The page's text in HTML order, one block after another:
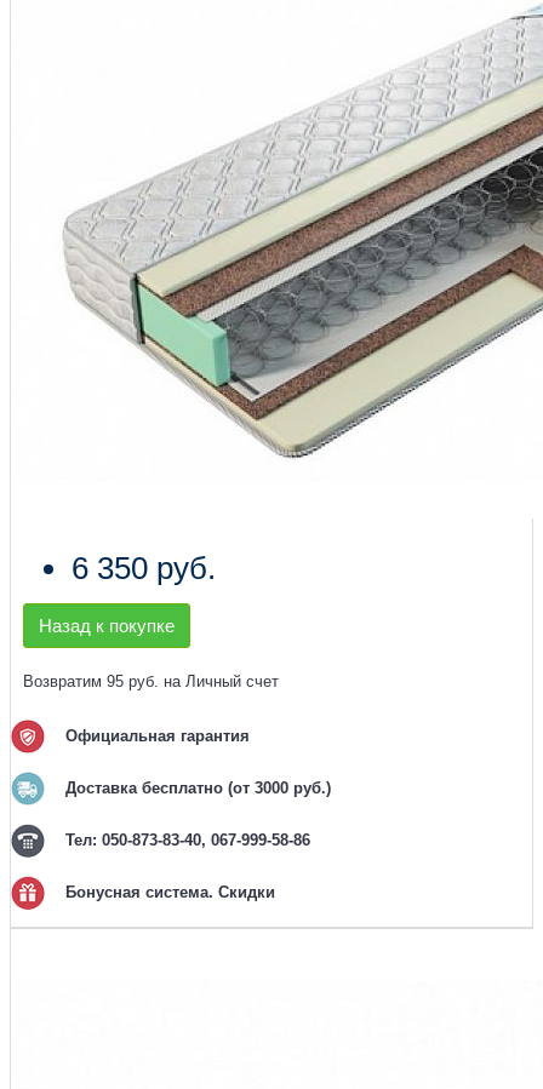
6 350 руб.
Назад к покупке
Возвратим 95 руб. на Личный счет
Официальная гарантия
Доставка бесплатно (от 3000 руб.)
Тел: 050-873-83-40, 067-999-58-86
Бонусная система. Скидки